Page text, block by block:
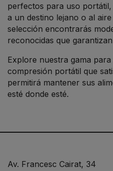
perfectos para uso
a un destino lejano o al
selección encontrarás
reconocidas que
Explore nuestra gama
compresión portátil que
permitirá mantener sus
esté donde esté.
Av. Francesc Cairat, 34